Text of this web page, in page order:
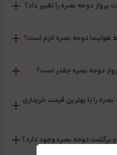
پرواز دوحه بصره را تغییر داد؟
هواپیما دوحه بصره لازم است؟
دوحه بصره چقدر است؟
را با بهترین قیمت خریداری
و برگشت دوحه بصره وجود دارد؟